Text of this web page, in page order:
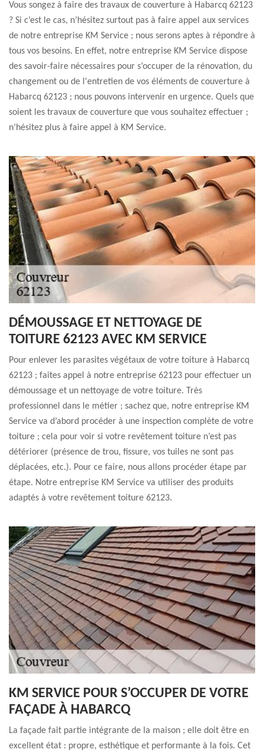
Vous songez à faire des travaux de couverture à Habarcq 62123
? Si c’est le cas, n’hésitez surtout pas à faire appel aux services
de notre entreprise KM Service ; nous serons aptes à répondre à
tous vos besoins. En effet, notre entreprise KM Service dispose
des savoir-faire nécessaires pour s’occuper de la rénovation, du
changement ou de l'entretien de vos éléments de couverture à
Habarcq 62123 ; nous pouvons intervenir en urgence. Quels que
soient les travaux de couverture que vous souhaitez effectuer ;
n’hésitez plus à faire appel à KM Service.
DÉMOUSSAGE ET NETTOYAGE DE
TOITURE 62123 AVEC KM SERVICE
Pour enlever les parasites végétaux de votre toiture à Habarcq
62123 ; faites appel à notre entreprise 62123 pour effectuer un
démoussage et un nettoyage de votre toiture. Très
professionnel dans le métier ; sachez que, notre entreprise KM
Service va d’abord procéder à une inspection complète de votre
toiture ; cela pour voir si votre revêtement toiture n’est pas
détériorer (présence de trou, fissure, vos tuiles ne sont pas
déplacées, etc.). Pour ce faire, nous allons procéder étape par
étape. Notre entreprise KM Service va utiliser des produits
adaptés à votre revêtement toiture 62123.
KM SERVICE POUR S’OCCUPER DE VOTRE
FAÇADE À HABARCQ
La façade fait partie intégrante de la maison ; elle doit être en
excellent état : propre, esthétique et performante à la fois. Cet